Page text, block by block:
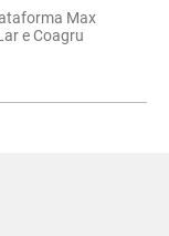
Max
e Coagru